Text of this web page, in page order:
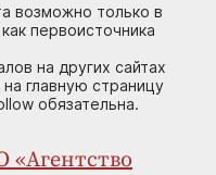
возможно только в
первоисточника
на других сайтах
главную страницу
обязательна.
«Агентство